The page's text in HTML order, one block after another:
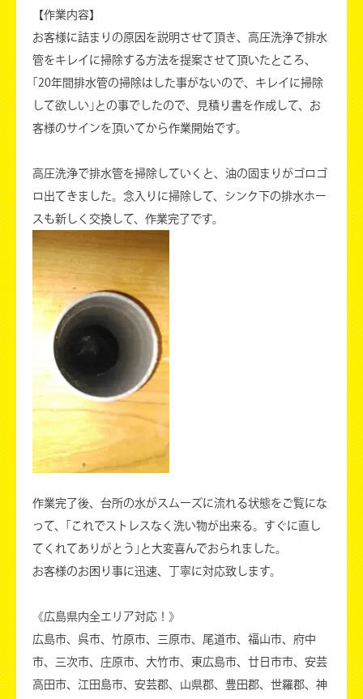
【作業内容】
お客様に詰まりの原因を説明させて頂き、高圧洗浄で排水
管をキレイに掃除する方法を提案させて頂いたところ、
｢20年間排水管の掃除はした事がないので、キレイに掃除
して欲しい｣との事でしたので、見積り書を作成して、お
客様のサインを頂いてから作業開始です。
高圧洗浄で排水管を掃除していくと、油の固まりがゴロゴ
ロ出てきました。念入りに掃除して、シンク下の排水ホー
スも新しく交換して、作業完了です。
作業完了後、台所の水がスムーズに流れる状態をご覧にな
って、｢これでストレスなく洗い物が出来る。すぐに直し
てくれてありがとう｣と大変喜んでおられました。
お客様のお困り事に迅速、丁寧に対応致します。
《広島県内全エリア対応！》
広島市、呉市、竹原市、三原市、尾道市、福山市、府中
市、三次市、庄原市、大竹市、東広島市、廿日市市、安芸
高田市、江田島市、安芸郡、山県郡、豊田郡、世羅郡、神